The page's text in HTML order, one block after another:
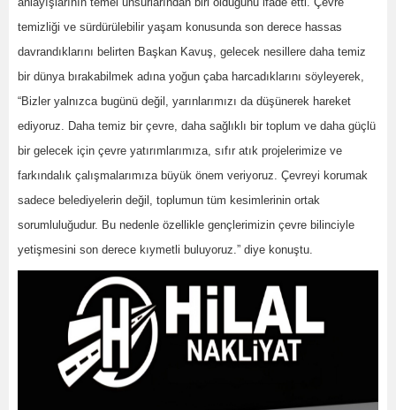
temizliği ve sürdürülebilir yaşam konusunda son derece hassas
davrandıklarını belirten Başkan Kavuş, gelecek nesillere daha temiz
bir dünya bırakabilmek adına yoğun çaba harcadıklarını söyleyerek,
“Bizler yalnızca bugünü değil, yarınlarımızı da düşünerek hareket
ediyoruz. Daha temiz bir çevre, daha sağlıklı bir toplum ve daha güçlü
bir gelecek için çevre yatırımlarımıza, sıfır atık projelerimize ve
farkındalık çalışmalarımıza büyük önem veriyoruz. Çevreyi korumak
sadece belediyelerin değil, toplumun tüm kesimlerinin ortak
sorumluluğudur. Bu nedenle özellikle gençlerimizin çevre bilinciyle
yetişmesini son derece kıymetli buluyoruz.” diye konuştu.